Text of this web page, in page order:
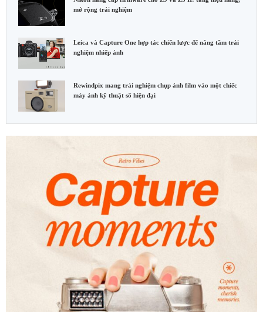
mở rộng trải nghiệm
Leica và Capture One hợp tác chiến lược để nâng tầm trải
nghiệm nhiếp ảnh
Rewindpix mang trải nghiệm chụp ảnh film vào một chiếc
máy ảnh kỹ thuật số hiện đại